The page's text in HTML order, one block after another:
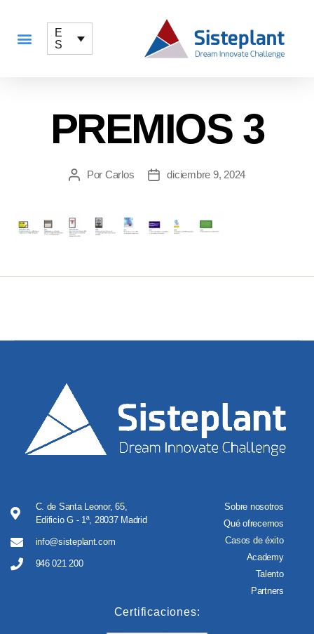
E
S
PREMIOS 3
Por Carlos diciembre 9, 2024
C. de Santa Leonor, 65,
Edificio G - 1ª, 28037 Madrid
info@sisteplant.com
946 021 200
Sobre nosotros
Qué ofrecemos
Casos de éxito
Academy
Talento
Partners
Certificaciones: